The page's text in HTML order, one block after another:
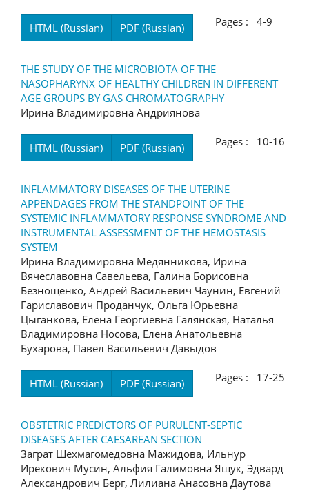
HTML (Russian) PDF (Russian) Pages : 4-9
THE STUDY OF THE MICROBIOTA OF THE
NASOPHARYNX OF HEALTHY CHILDREN IN DIFFERENT
AGE GROUPS BY GAS CHROMATOGRAPHY
Ирина Владимировна Андриянова
HTML (Russian) PDF (Russian) Pages : 10-16
INFLAMMATORY DISEASES OF THE UTERINE
APPENDAGES FROM THE STANDPOINT OF THE
SYSTEMIC INFLAMMATORY RESPONSE SYNDROME AND
INSTRUMENTAL ASSESSMENT OF THE HEMOSTASIS
SYSTEM
Ирина Владимировна Медянникова, Ирина
Вячеславовна Савельева, Галина Борисовна
Безнощенко, Андрей Васильевич Чаунин, Евгений
Гариславович Проданчук, Ольга Юрьевна
Цыганкова, Елена Георгиевна Галянская, Наталья
Владимировна Носова, Елена Анатольевна
Бухарова, Павел Васильевич Давыдов
HTML (Russian) PDF (Russian) Pages : 17-25
OBSTETRIC PREDICTORS OF PURULENT-SEPTIC
DISEASES AFTER CAESAREAN SECTION
Заграт Шехмагомедовна Мажидова, Ильнур
Ирекович Мусин, Альфия Галимовна Ящук, Эдвард
Александрович Берг, Лилиана Анасовна Даутова